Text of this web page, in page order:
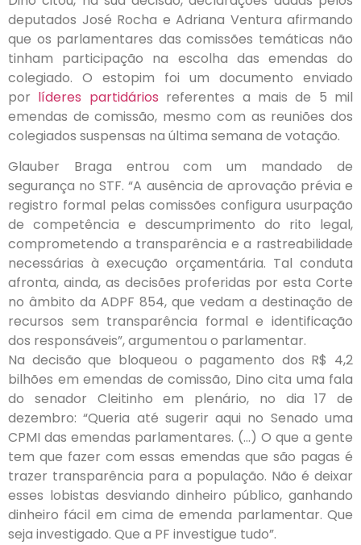
deputados José Rocha e Adriana Ventura afirmando
que os parlamentares das comissões temáticas não
tinham participação na escolha das emendas do
colegiado. O estopim foi um documento enviado
por líderes partidários referentes a mais de 5 mil
emendas de comissão, mesmo com as reuniões dos
colegiados suspensas na última semana de votação.
Glauber Braga entrou com um mandado de
segurança no STF. “A ausência de aprovação prévia e
registro formal pelas comissões configura usurpação
de competência e descumprimento do rito legal,
comprometendo a transparência e a rastreabilidade
necessárias à execução orçamentária. Tal conduta
afronta, ainda, as decisões proferidas por esta Corte
no âmbito da ADPF 854, que vedam a destinação de
recursos sem transparência formal e identificação
dos responsáveis”, argumentou o parlamentar.
Na decisão que bloqueou o pagamento dos R$ 4,2
bilhões em emendas de comissão, Dino cita uma fala
do senador Cleitinho em plenário, no dia 17 de
dezembro: “Queria até sugerir aqui no Senado uma
CPMI das emendas parlamentares. (…) O que a gente
tem que fazer com essas emendas que são pagas é
trazer transparência para a população. Não é deixar
esses lobistas desviando dinheiro público, ganhando
dinheiro fácil em cima de emenda parlamentar. Que
seja investigado. Que a PF investigue tudo”.